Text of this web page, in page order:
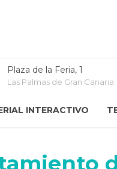
Plaza de la Feria, 1
Las Palmas de Gran Canaria
INTERACTIVO